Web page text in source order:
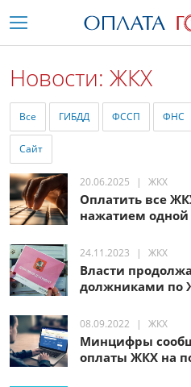
Новости: ЖКХ
Все ГИБДД ФССП ФНС
Сайт
20.06.2025 ЖКХ
Оплатить все
нажатием одной
24.11.2023 ЖКХ
Власти
должниками по
08.09.2022 ЖКХ
Минцифры
оплаты ЖКХ на